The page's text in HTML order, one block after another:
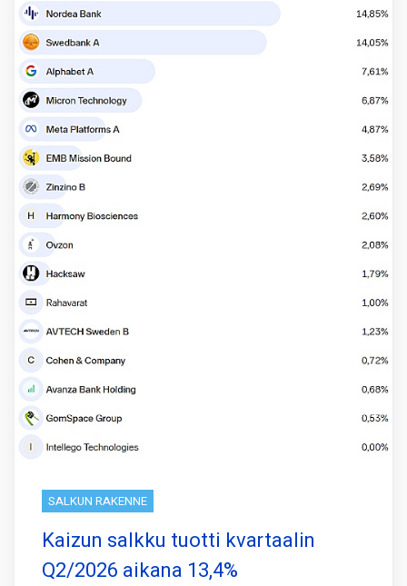
SALKUN RAKENNE
Kaizun salkku tuotti kvartaalin
Q2/2026 aikana 13,4%